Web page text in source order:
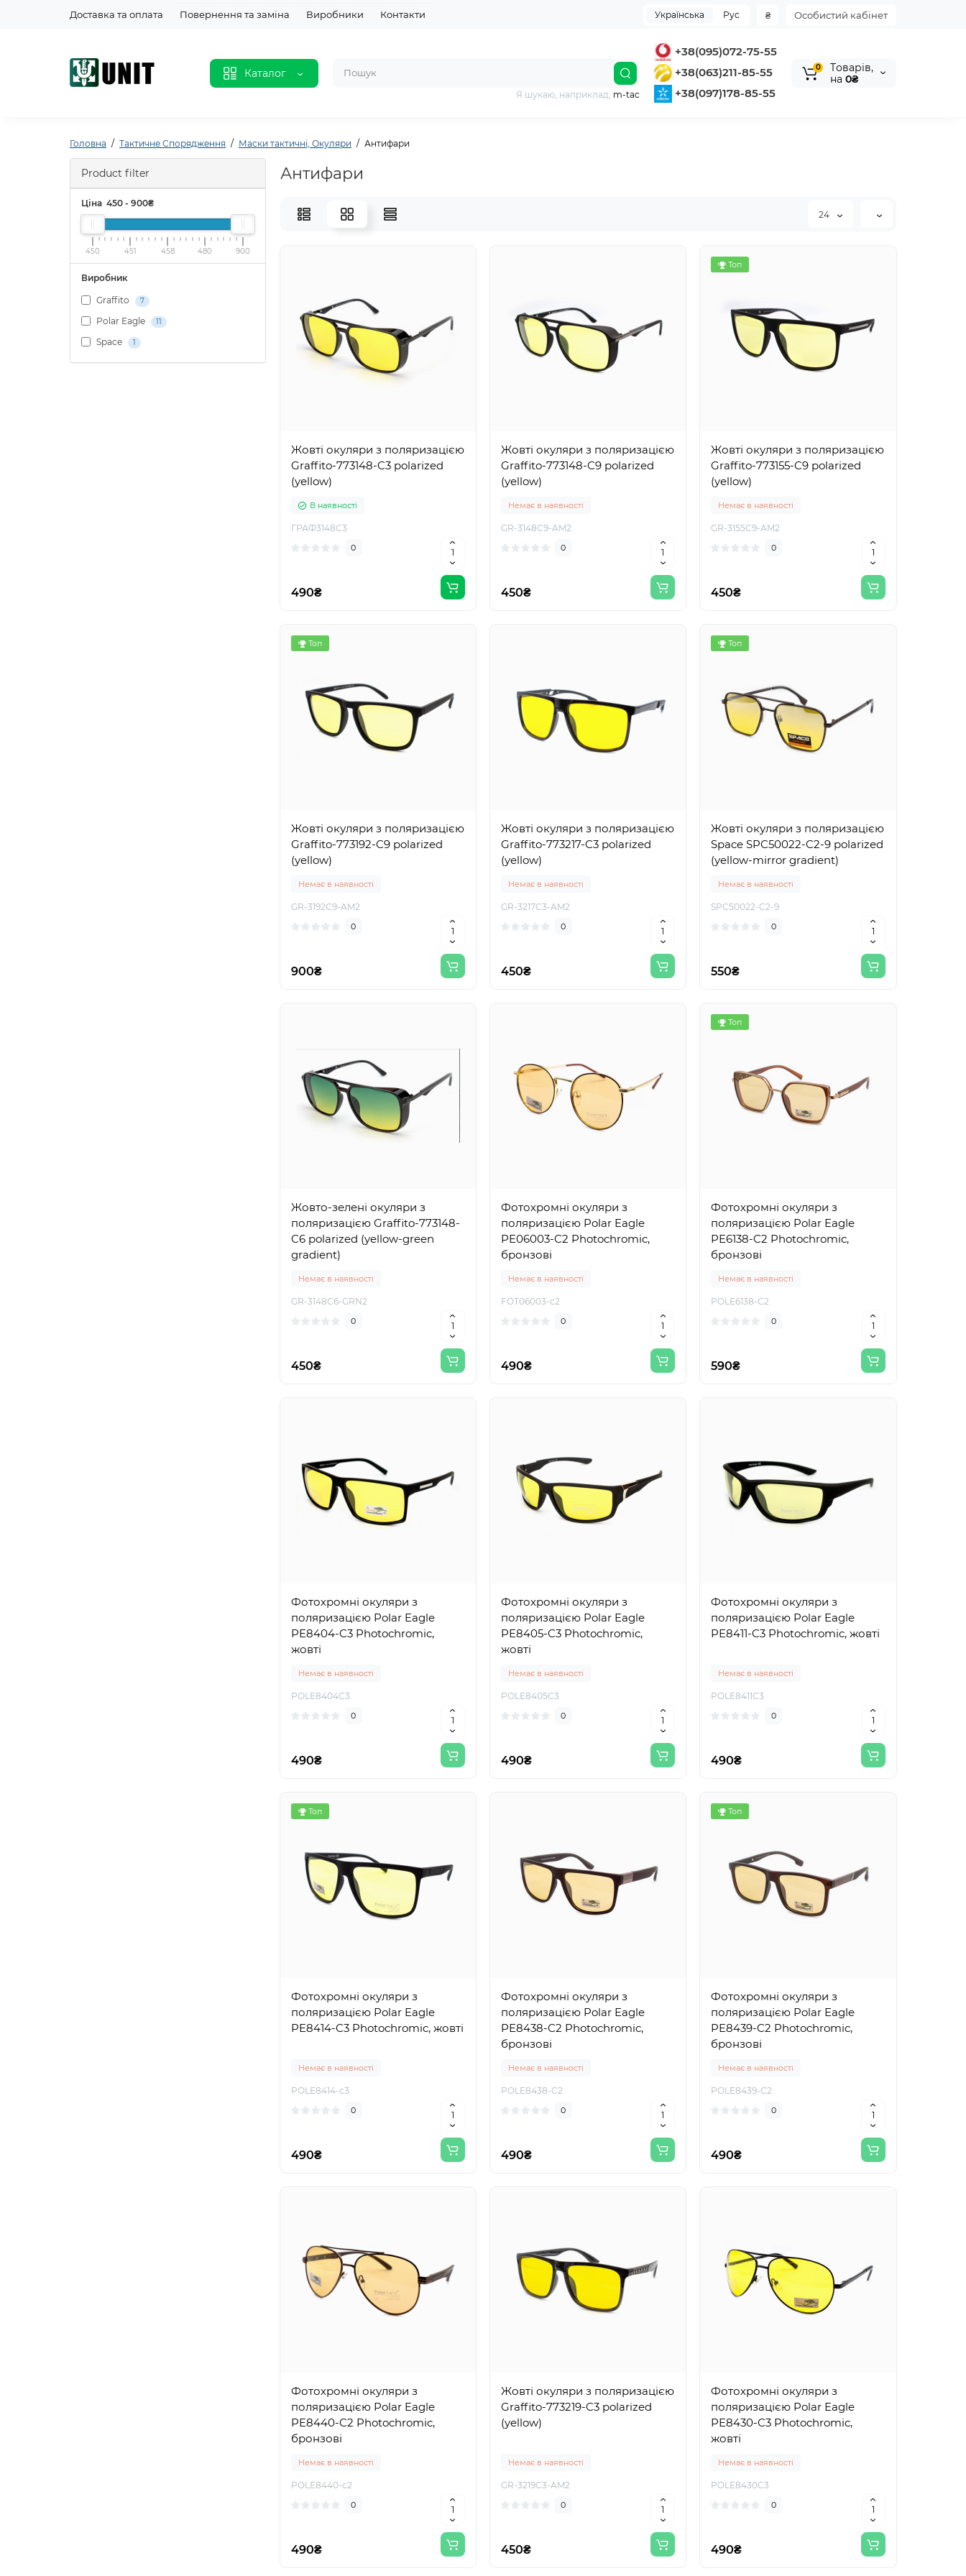
Доставка та оплата Повернення та заміна Виробники Контакти Особистий кабінет
₴
Українська Рус
Каталог
+38(095)072-75-55
+38(063)211-85-55
+38(097)178-85-55
Я шукаю, наприклад, m-tac
0
Tоварів,
на 0₴
Головна Тактичне Спорядження Маски тактичні, Окуляри Антифари
Product filter
Ціна 450 - 900₴
450 451 458 480 900
Виробник
Graffito 7
Polar Eagle 11
Space 1
Антифари
24
Жовті окуляри з поляризацією
Graffito-773148-C3 polarized
(yellow)
В наявності
ГРАФ3148С3
0
490₴
Жовті окуляри з поляризацією
Graffito-773148-C9 polarized
(yellow)
Немає в наявності
GR-3148С9-AM2
0
450₴
Топ
Жовті окуляри з поляризацією
Graffito-773155-C9 polarized
(yellow)
Немає в наявності
GR-3155С9-AM2
0
450₴
Топ
Жовті окуляри з поляризацією
Graffito-773192-C9 polarized
(yellow)
Немає в наявності
GR-3192С9-AM2
0
900₴
Жовті окуляри з поляризацією
Graffito-773217-C3 polarized
(yellow)
Немає в наявності
GR-3217C3-AM2
0
450₴
Топ
Жовті окуляри з поляризацією
Space SPC50022-C2-9 polarized
(yellow-mirror gradient)
Немає в наявності
SPC50022-C2-9
0
550₴
Жовто-зелені окуляри з
поляризацією Graffito-773148-
C6 polarized (yellow-green
gradient)
Немає в наявності
GR-3148C6-GRN2
0
450₴
Фотохромні окуляри з
поляризацією Polar Eagle
PE06003-C2 Photochromic,
бронзові
Немає в наявності
FOT06003-c2
0
490₴
Топ
Фотохромні окуляри з
поляризацією Polar Eagle
PE6138-C2 Photochromic,
бронзові
Немає в наявності
POLE6138-С2
0
590₴
Фотохромні окуляри з
поляризацією Polar Eagle
PE8404-C3 Photochromic,
жовті
Немає в наявності
POLE8404C3
0
490₴
Фотохромні окуляри з
поляризацією Polar Eagle
PE8405-C3 Photochromic,
жовті
Немає в наявності
POLE8405C3
0
490₴
Фотохромні окуляри з
поляризацією Polar Eagle
PE8411-C3 Photochromic, жовті
Немає в наявності
POLE8411C3
0
490₴
Топ
Фотохромні окуляри з
поляризацією Polar Eagle
PE8414-C3 Photochromic, жовті
Немає в наявності
POLE8414-c3
0
490₴
Фотохромні окуляри з
поляризацією Polar Eagle
PE8438-C2 Photochromic,
бронзові
Немає в наявності
POLE8438-C2
0
490₴
Топ
Фотохромні окуляри з
поляризацією Polar Eagle
PE8439-C2 Photochromic,
бронзові
Немає в наявності
POLE8439-C2
0
490₴
Фотохромні окуляри з
поляризацією Polar Eagle
PE8440-C2 Photochromic,
бронзові
Немає в наявності
POLE8440-c2
0
490₴
Жовті окуляри з поляризацією
Graffito-773219-C3 polarized
(yellow)
Немає в наявності
GR-3219С3-AM2
0
450₴
Фотохромні окуляри з
поляризацією Polar Eagle
PE8430-C3 Photochromic,
жовті
Немає в наявності
POLE8430C3
0
490₴